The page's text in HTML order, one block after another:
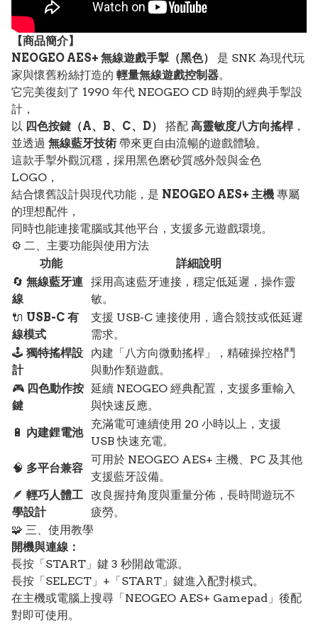
【商品簡介】
NEOGEO AES+ 無線遊戲手掣（黑色）
是 SNK 為現代玩
家與懷舊粉絲打造的 輕量無線遊戲控制器。
它完美復刻了 1990 年代 NEOGEO CD 時期的經典手掣設
計，
以 四色按鍵（A、B、C、D） 搭配 高靈敏度八方向搖桿，
並透過 無線藍牙技術 帶來更自由流暢的遊戲體驗。
這款手掣外觀沉穩，採用黑色磨砂質感外殼與金色
LOGO，
結合懷舊設計與現代功能，是 NEOGEO AES+ 主機 專屬
的理想配件，
同時也能連接電腦或其他平台，支援多元遊戲環境。
⚙️ 二、主要功能與使用方法
功能
詳細說明
🔄 無線藍牙連
線
採用高速藍牙連接，穩定低延遲，操作靈
敏。
🔌 USB-C 有
線模式
支援 USB-C 連接使用，適合競技或低延遲
需求。
🕹️ 獨特搖桿設
計
內建「八方向微動搖桿」，精確操控格鬥
與動作類遊戲。
🎮 四色動作按
鍵
延續 NEOGEO 經典配置，支援多重輸入
與快速反應。
🔋 內建鋰電池
充滿電可連續使用 20 小時以上，支援
USB 快速充電。
🧠 多平台兼容
可用於 NEOGEO AES+ 主機、PC 及其他
支援藍牙設備。
🪶 輕巧人體工
學設計
改良握持角度與重量分佈，長時間遊玩不
疲勞。
🧩 三、使用教學
開機與連線：
長按「START」鍵 3 秒開啟電源。
長按「SELECT」+「START」鍵進入配對模式。
在主機或電腦上搜尋「NEOGEO AES+ Gamepad」後配
對即可使用。